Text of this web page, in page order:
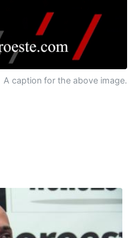
A caption for the above image.